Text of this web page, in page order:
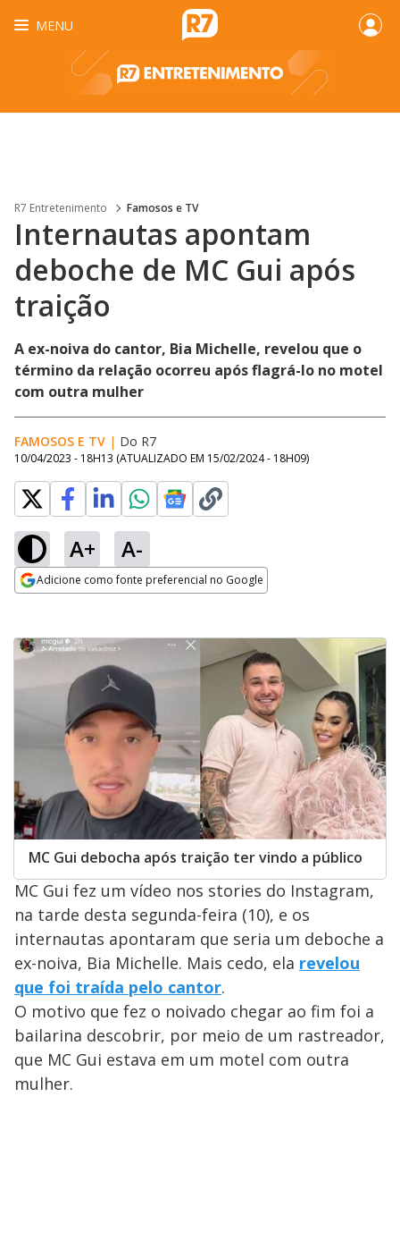
MENU
R7 Entretenimento Famosos e TV
Internautas apontam
deboche de MC Gui após
traição
A ex-noiva do cantor, Bia Michelle, revelou que o
término da relação ocorreu após flagrá-lo no motel
com outra mulher
FAMOSOS E TV | Do R7
10/04/2023 - 18H13 (ATUALIZADO EM 15/02/2024 - 18H09)
A+ A-
Adicione como fonte preferencial no Google
MC Gui debocha após traição ter vindo a público
MC Gui fez um vídeo nos stories do Instagram,
na tarde desta segunda-feira (10), e os
internautas apontaram que seria um deboche a
ex-noiva, Bia Michelle. Mais cedo, ela revelou
que foi traída pelo cantor.
O motivo que fez o noivado chegar ao fim foi a
bailarina descobrir, por meio de um rastreador,
que MC Gui estava em um motel com outra
mulher.